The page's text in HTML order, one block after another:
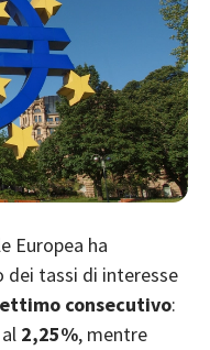
Europea ha
dei tassi di interesse
consecutivo:
2,25%, mentre